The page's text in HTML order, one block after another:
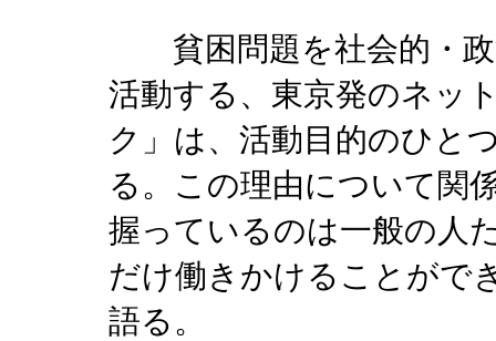
貧困問題を社会的・政
活動する、東京発のネッ
ク」は、活動目的のひと
る。この理由について関
握っているのは一般の人
だけ働きかけることがで
語る。